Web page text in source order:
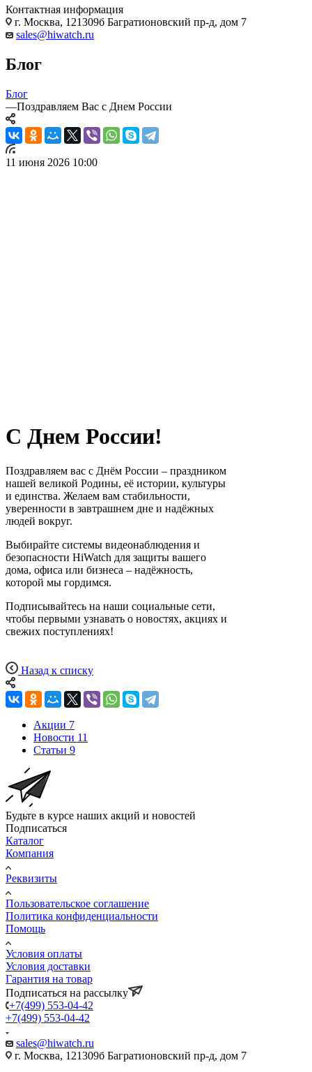
Контактная информация
г. Москва, 121309б Багратионовский пр-д, дом 7
sales@hiwatch.ru
Блог
Блог
—Поздравляем Вас с Днем России
11 июня 2026 10:00
С Днем России!
Поздравляем вас с Днём России – праздником
нашей великой Родины, её истории, культуры
и единства. Желаем вам стабильности,
уверенности в завтрашнем дне и надёжных
людей вокруг.
Выбирайте системы видеонаблюдения и
безопасности HiWatch для защиты вашего
дома, офиса или бизнеса – надёжность,
которой мы гордимся.
Подписывайтесь на наши социальные сети,
чтобы первыми узнавать о новостях, акциях и
свежих поступлениях!
Назад к списку
Акции 7
Новости 11
Статьи 9
Будьте в курсе наших акций и новостей
Подписаться
Каталог
Компания
Реквизиты
Пользовательское соглашение
Политика конфиденциальности
Помощь
Условия оплаты
Условия доставки
Гарантия на товар
Подписаться на рассылку
+7(499) 553-04-42
+7(499) 553-04-42
sales@hiwatch.ru
г. Москва, 121309б Багратионовский пр-д, дом 7